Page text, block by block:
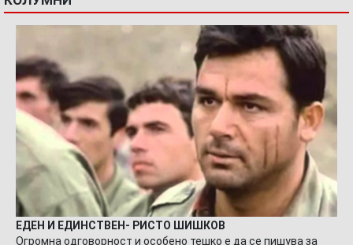
ЕДЕН И ЕДИНСТВЕН- РИСТО ШИШКОВ
Огромна одговорност и особено тешко е да се пишува за